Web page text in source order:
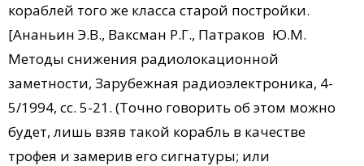
кораблей того же класса старой постройки.
[Ананьин Э.В., Ваксман Р.Г., Патраков Ю.М.
Методы снижения радиолокационной
заметности, Зарубежная радиоэлектроника, 4-
5/1994, сс. 5-21. (Точно говорить об этом можно
будет, лишь взяв такой корабль в качестве
трофея и замерив его сигнатуры; или